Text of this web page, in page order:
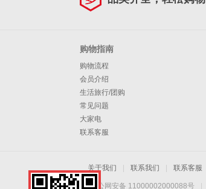
购物指南
购物流程
会员介绍
生活旅行/团购
常见问题
大家电
联系客服
关于我们 联系我们 联系客服
京公网安备 11000002000088号